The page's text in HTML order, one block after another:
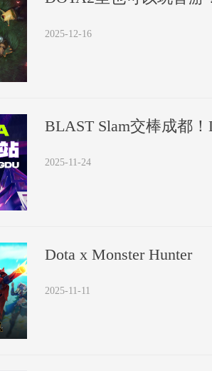
2025-12-16
BLAST Slam交棒成都
2025-11-24
Dota x Monster Hunter
2025-11-11